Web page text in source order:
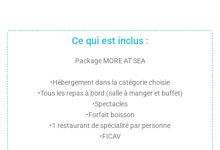
Ce qui est inclus :
Package MORE AT SEA
•Hébergement dans la catégorie choisie
•Tous les repas à bord (salle à manger et buffet)
•Spectacles
•Forfait boisson
•1 restaurant de spécialité par personne
•FICAV